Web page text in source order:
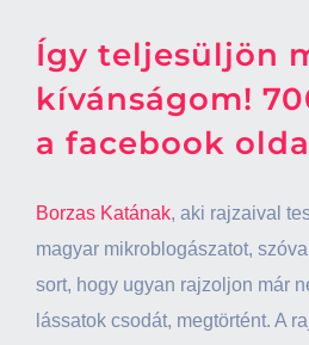
Így teljesüljön
kívánságom!
a facebook
Borzas Katának, aki rajzaival
magyar mikroblogászatot,
sort, hogy ugyan rajzoljon már
lássatok csodát, megtörtént. A